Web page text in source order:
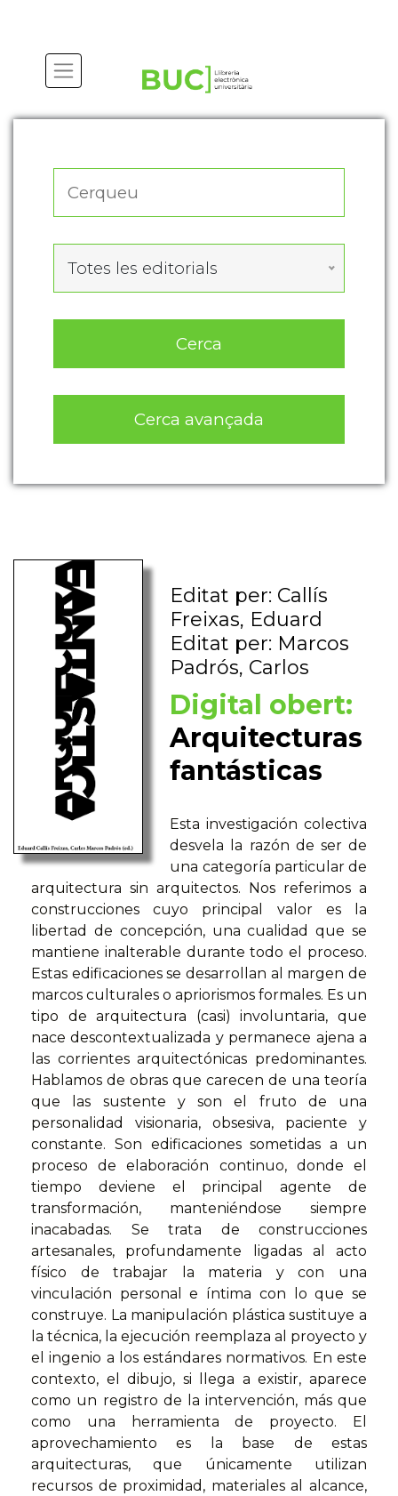
Totes les editorials
Cerca
Cerca avançada
Editat per: Callís
Freixas, Eduard
Editat per: Marcos
Padrós, Carlos
Digital obert:
Arquitecturas
fantásticas
Esta investigación colectiva
desvela la razón de ser de
una categoría particular de
arquitectura sin arquitectos. Nos referimos a
construcciones cuyo principal valor es la
libertad de concepción, una cualidad que se
mantiene inalterable durante todo el proceso.
Estas edificaciones se desarrollan al margen de
marcos culturales o apriorismos formales. Es un
tipo de arquitectura (casi) involuntaria, que
nace descontextualizada y permanece ajena a
las corrientes arquitectónicas predominantes.
Hablamos de obras que carecen de una teoría
que las sustente y son el fruto de una
personalidad visionaria, obsesiva, paciente y
constante. Son edificaciones sometidas a un
proceso de elaboración continuo, donde el
tiempo deviene el principal agente de
transformación, manteniéndose siempre
inacabadas. Se trata de construcciones
artesanales, profundamente ligadas al acto
físico de trabajar la materia y con una
vinculación personal e íntima con lo que se
construye. La manipulación plástica sustituye a
la técnica, la ejecución reemplaza al proyecto y
el ingenio a los estándares normativos. En este
contexto, el dibujo, si llega a existir, aparece
como un registro de la intervención, más que
como una herramienta de proyecto. El
aprovechamiento es la base de estas
arquitecturas, que únicamente utilizan
recursos de proximidad, materiales al alcance,